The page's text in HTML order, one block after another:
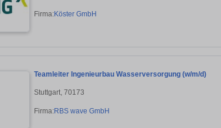
Firma:Köster GmbH
Teamleiter Ingenieurbau Wasserversorgung (w/m/d)
Stuttgart, 70173
Firma:RBS wave GmbH